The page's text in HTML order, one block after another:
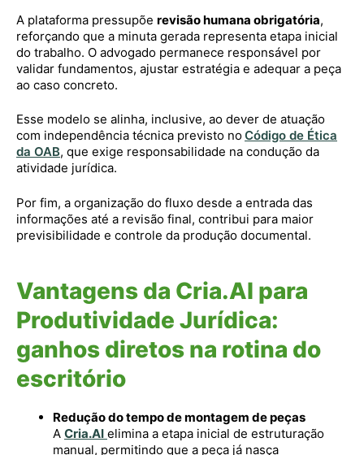
A plataforma pressupõe revisão humana obrigatória,
reforçando que a minuta gerada representa etapa inicial
do trabalho. O advogado permanece responsável por
validar fundamentos, ajustar estratégia e adequar a peça
ao caso concreto.
Esse modelo se alinha, inclusive, ao dever de atuação
com independência técnica previsto noCódigo de Ética
da OAB, que exige responsabilidade na condução da
atividade jurídica.
Por fim, a organização do fluxo desde a entrada das
informações até a revisão final, contribui para maior
previsibilidade e controle da produção documental.
Vantagens da Cria.AI para
Produtividade Jurídica:
ganhos diretos na rotina do
escritório
Redução do tempo de montagem de peças
A Cria.AI elimina a etapa inicial de estruturação
manual, permitindo que a peça já nasça